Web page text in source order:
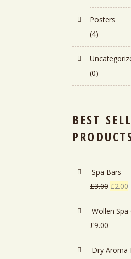
Posters
(4)
(0)
BEST
Spa Bars
£3.00 El
precio
£2.00
Wollen Spa
£9.00
Dry Aroma